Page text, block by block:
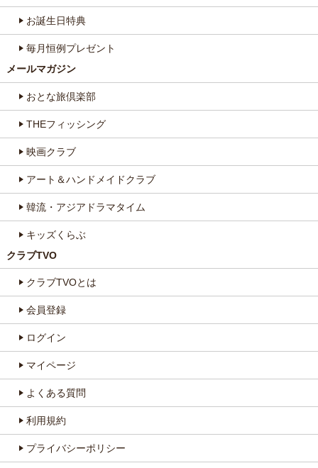
お誕生日特典
毎月恒例プレゼント
メールマガジン
おとな旅倶楽部
THEフィッシング
映画クラブ
アート＆ハンドメイドクラブ
韓流・アジアドラマタイム
キッズくらぶ
クラブTVO
クラブTVOとは
会員登録
ログイン
マイページ
よくある質問
利用規約
プライバシーポリシー